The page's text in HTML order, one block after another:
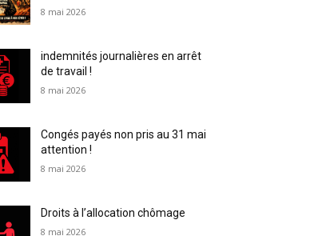
8 mai 2026
indemnités journalières en arrêt
de travail !
8 mai 2026
Congés payés non pris au 31 mai
attention !
8 mai 2026
Droits à l’allocation chômage
8 mai 2026